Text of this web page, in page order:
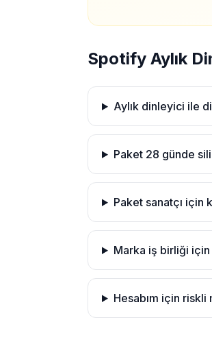
Spotify Aylık
Aylık dinleyici ile
Paket 28 günde
Paket sanatçı için
Marka iş birliği için
Hesabım için riskli